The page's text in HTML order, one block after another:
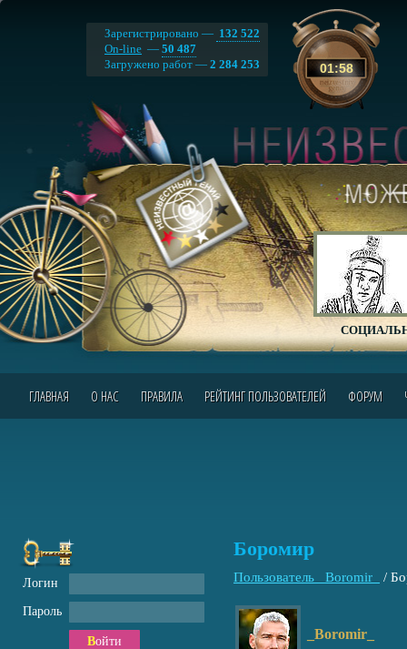
01:58
Зарегистрировано — 132 522
On-line — 50 487
Загружено работ — 2 284 253
ГЛАВНАЯ О НАС ПРАВИЛА РЕЙТИНГ ПОЛЬЗОВАТЕЛЕЙ ФОРУМ
Боромир
Пользователь _Boromir_ /
_Boromir_
Логин
Пароль
Войти